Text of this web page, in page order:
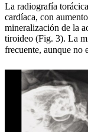
La radiografía
cardíaca, con
mineralización de la
tiroideo (Fig. 3). La
frecuente, aunque no